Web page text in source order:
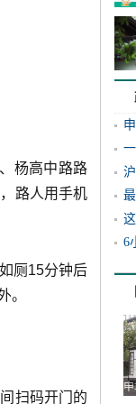
杨高中路路
路人用手机
厕15分钟后
。
扫码开门的
6